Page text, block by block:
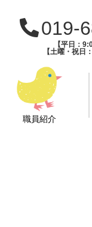
019-
【平日：
【土曜・祝日
職員紹介